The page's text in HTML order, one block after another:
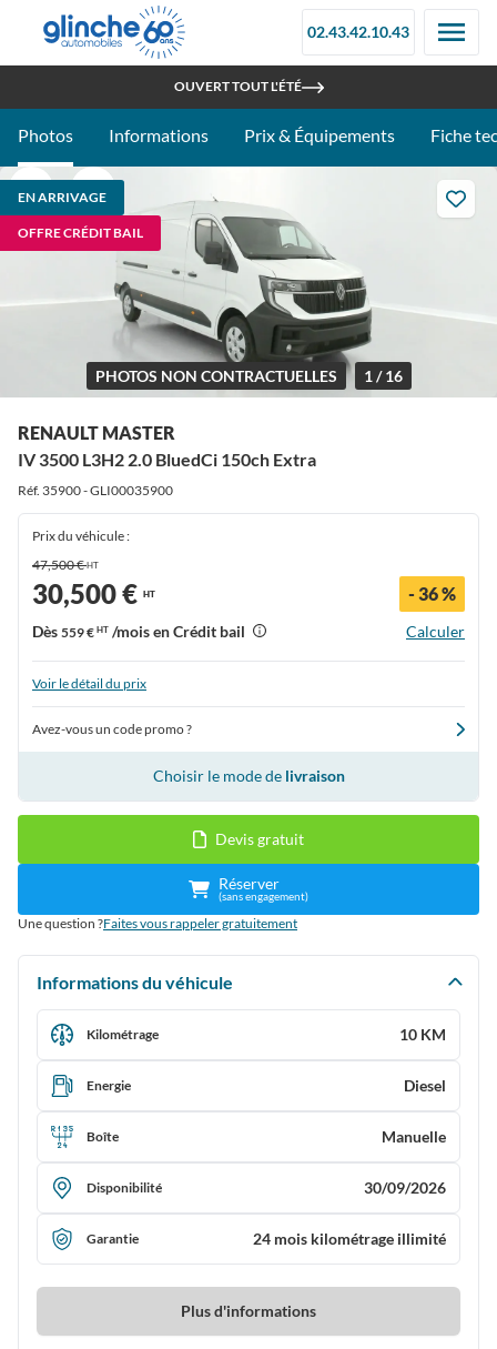
02.43.42.10.43
RETROUVEZ-NOUS À LA FOIRE DU MANS - STAND 097C
OUVERT TOUT L'ÉTÉ
Photos Informations Prix & Équipements Fiche
EN ARRIVAGE
OFFRE CRÉDIT BAIL
PHOTOS NON CONTRACTUELLES 1 / 16
RENAULT MASTER
IV 3500 L3H2 2.0 BluedCi 150ch Extra
Réf. 35900 - GLI00035900
Prix du véhicule :
47,500 €HT
30,500 € HT - 36 %
Dès 559 € HT /mois en Crédit bail Calculer
Voir le détail du prix
Avez-vous un code promo ?
Choisir le mode de livraison
Devis gratuit
Réserver
(sans engagement)
Une question ?Faites vous rappeler gratuitement
Informations du véhicule
Kilométrage 10 KM
Energie Diesel
Boîte Manuelle
Disponibilité 30/09/2026
Garantie 24 mois kilométrage illimité
Plus d'informations